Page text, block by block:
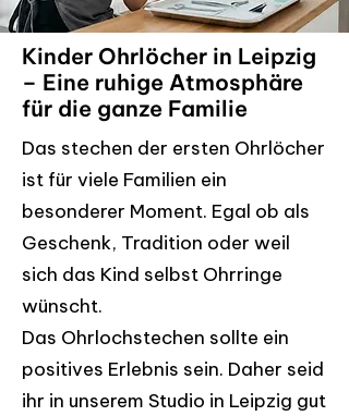
Kinder Ohrlöcher in Leipzig
– Eine ruhige Atmosphäre
für die ganze Familie
Das stechen der ersten Ohrlöcher
ist für viele Familien ein
besonderer Moment. Egal ob als
Geschenk, Tradition oder weil
sich das Kind selbst Ohrringe
wünscht.
Das Ohrlochstechen sollte ein
positives Erlebnis sein. Daher seid
ihr in unserem Studio in Leipzig gut